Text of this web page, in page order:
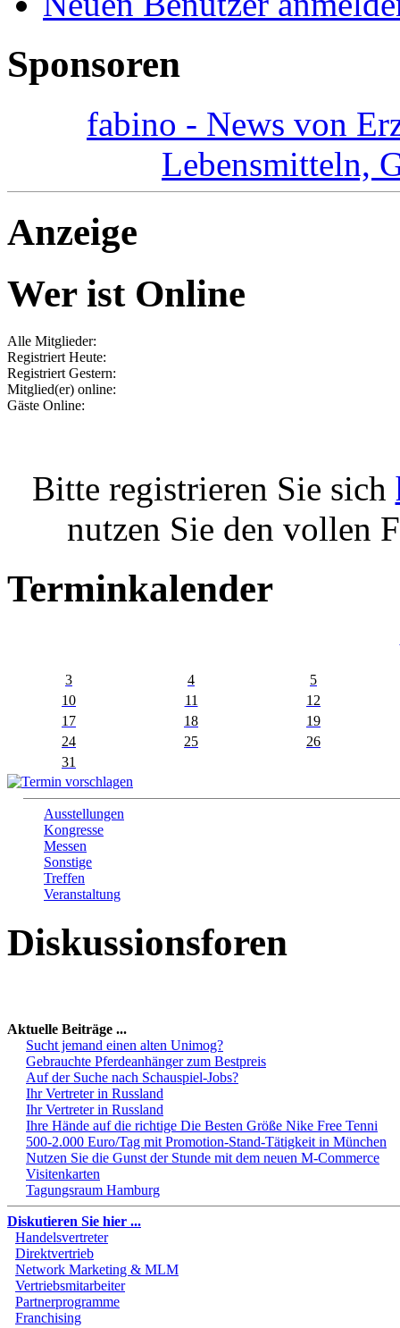
Sponsoren
fabino - News von
Lebensmitteln,
Anzeige
Wer ist Online
Alle Mitglieder:
Registriert Heute:
Registriert Gestern:
Mitglied(er) online:
Gäste Online:
Bitte registrieren Sie sich
nutzen Sie den vollen
Terminkalender
3 4
5
10
11
12
17
18
19
24
25
26
31
Ausstellungen
Kongresse
Messen
Sonstige
Treffen
Veranstaltung
Diskussionsforen
Aktuelle Beiträge ...
Sucht jemand einen alten Unimog?
Gebrauchte Pferdeanhänger zum Bestpreis
Auf der Suche nach Schauspiel-Jobs?
Ihr Vertreter in Russland
Ihr Vertreter in Russland
Ihre Hände auf die richtige Die Besten Größe Nike Free Tenni
500-2.000 Euro/Tag mit Promotion-Stand-Tätigkeit in München
Nutzen Sie die Gunst der Stunde mit dem neuen M-Commerce
Visitenkarten
Tagungsraum Hamburg
Diskutieren Sie hier ...
Handelsvertreter
Direktvertrieb
Network Marketing & MLM
Vertriebsmitarbeiter
Partnerprogramme
Franchising